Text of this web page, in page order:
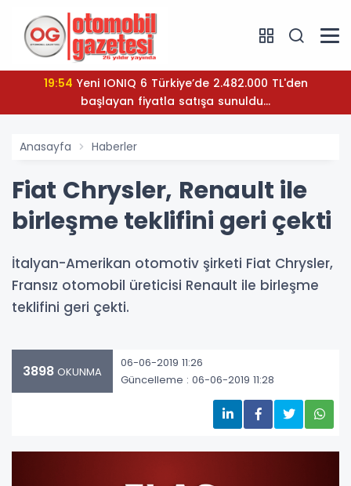
19:54
başlayan fiyatla satışa sunuldu...
Anasayfa Haberler
Fiat Chrysler, Renault ile
birleşme teklifini geri çekti
İtalyan-Amerikan otomotiv şirketi Fiat Chrysler,
Fransız otomobil üreticisi Renault ile birleşme
teklifini geri çekti.
3898 OKUNMA
06-06-2019 11:26
Güncelleme : 06-06-2019 11:28